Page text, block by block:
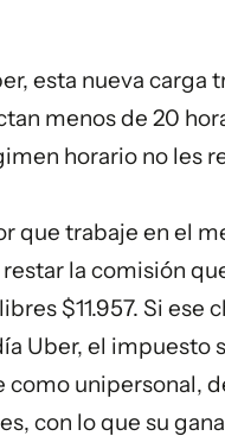
esta nueva carga
menos de 20
horario no les
que trabaje en el
la comisión
$11.957. Si ese
el impuesto
como unipersonal,
con lo que su